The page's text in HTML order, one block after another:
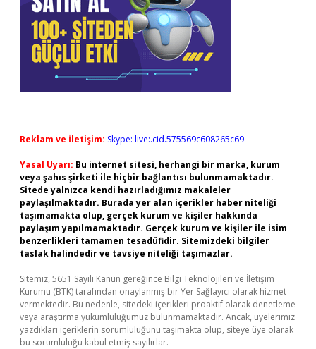
Reklam ve İletişim: Skype: live:.cid.575569c608265c69
Yasal Uyarı: Bu internet sitesi, herhangi bir marka, kurum
veya şahıs şirketi ile hiçbir bağlantısı bulunmamaktadır.
Sitede yalnızca kendi hazırladığımız makaleler
paylaşılmaktadır. Burada yer alan içerikler haber niteliği
taşımamakta olup, gerçek kurum ve kişiler hakkında
paylaşım yapılmamaktadır. Gerçek kurum ve kişiler ile isim
benzerlikleri tamamen tesadüfidir. Sitemizdeki bilgiler
taslak halindedir ve tavsiye niteliği taşımazlar.
Sitemiz, 5651 Sayılı Kanun gereğince Bilgi Teknolojileri ve İletişim
Kurumu (BTK) tarafından onaylanmış bir Yer Sağlayıcı olarak hizmet
vermektedir. Bu nedenle, sitedeki içerikleri proaktif olarak denetleme
veya araştırma yükümlülüğümüz bulunmamaktadır. Ancak, üyelerimiz
yazdıkları içeriklerin sorumluluğunu taşımakta olup, siteye üye olarak
bu sorumluluğu kabul etmiş sayılırlar.